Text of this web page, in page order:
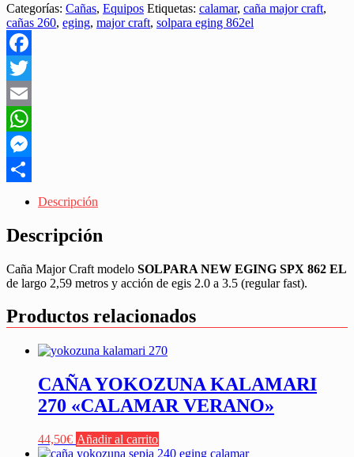
Categorías: Cañas, Equipos Etiquetas: calamar, caña major craft,
cañas 260, eging, major craft, solpara eging 862el
Facebook
Twitter
Email
WhatsApp
Messenger
Descripción
Descripción
Caña Major Craft modelo SOLPARA NEW EGING SPX 862 EL
de largo 2,59 metros y acción de egis 2.0 a 3.5 (regular fast).
Productos relacionados
CAÑA YOKOZUNA KALAMARI
270 «CALAMAR VERANO»
44,50€ Añadir al carrito